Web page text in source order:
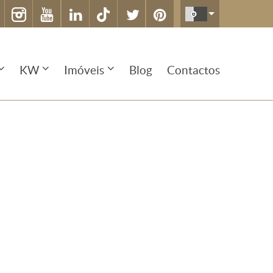
KW Imóveis Blog Contactos